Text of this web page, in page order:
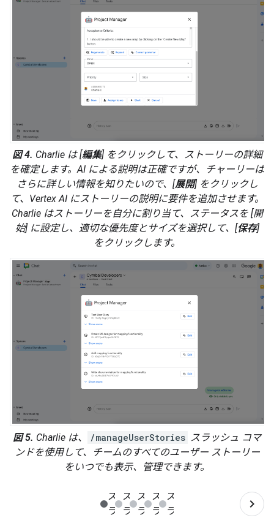
図 4. Charlie は [編集] をクリックして、ストーリーの詳細
を確定します。AI による説明は正確ですが、チャーリーは
さらに詳しい情報を知りたいので、[展開] をクリックし
て、Vertex AI にストーリーの説明に要件を追加させます。
Charlie はストーリーを自分に割り当て、ステータスを [開
始] に設定し、適切な優先度とサイズを選択して、[保存]
をクリックします。
図 5. Charlie は、 /manageUserStories スラッシュ コマ
ンドを使用して、チームのすべてのユーザー ストーリー
をいつでも表示、管理できます。